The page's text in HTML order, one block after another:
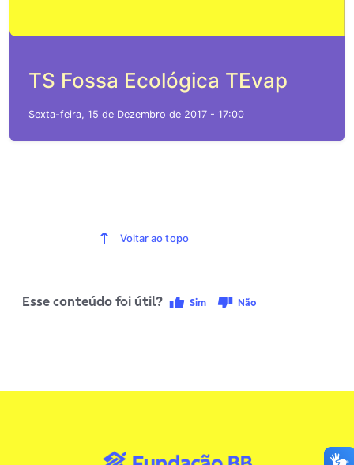
TS Fossa Ecológica TEvap
Sexta-feira, 15 de Dezembro de 2017 - 17:00
Voltar ao topo
Esse conteúdo foi útil? Sim Não